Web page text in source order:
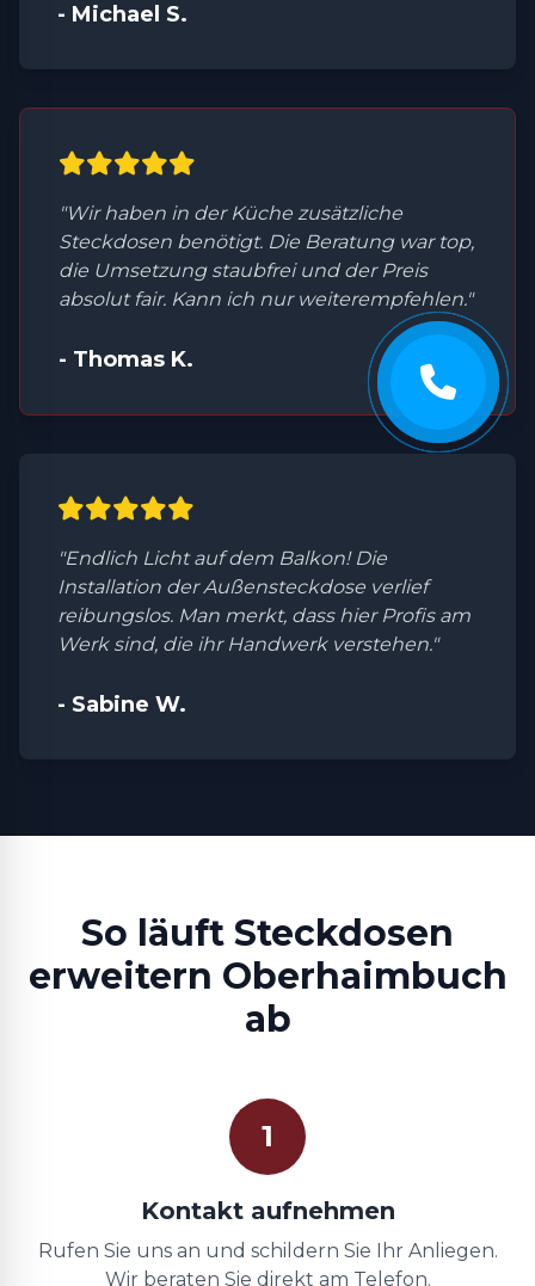
- Michael S.
"Wir haben in der Küche zusätzliche
Steckdosen benötigt. Die Beratung war top,
die Umsetzung staubfrei und der Preis
absolut fair. Kann ich nur weiterempfehlen."
- Thomas K.
"Endlich Licht auf dem Balkon! Die
Installation der Außensteckdose verlief
reibungslos. Man merkt, dass hier Profis am
Werk sind, die ihr Handwerk verstehen."
- Sabine W.
So läuft Steckdosen
erweitern Oberhaimbuch
ab
1
Kontakt aufnehmen
Rufen Sie uns an und schildern Sie Ihr Anliegen.
Wir beraten Sie direkt am Telefon.